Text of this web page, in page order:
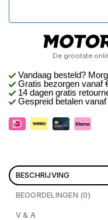
De grootste
Vandaag besteld?
Gratis bezorgen vanaf
14 dagen gratis
Gespreid betalen
BESCHRIJVING
BEOORDELINGEN (0)
V & A